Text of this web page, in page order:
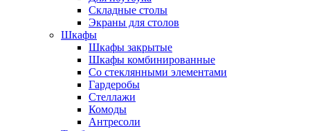
Складные столы
Экраны для столов
Шкафы
Шкафы закрытые
Шкафы комбинированные
Со стеклянными элементами
Гардеробы
Стеллажи
Комоды
Антресоли